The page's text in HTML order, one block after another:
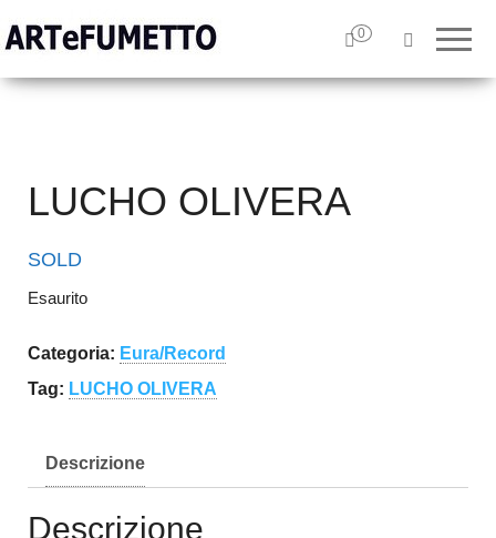
– Specialisti in
Tavole Originali
0
LUCHO OLIVERA
SOLD
Esaurito
Categoria: Eura/Record
Tag: LUCHO OLIVERA
Descrizione
Descrizione